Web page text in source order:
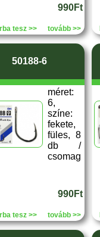
990Ft
tesz >> tovább >>
50188-6
méret:
6,
színe:
fekete,
füles, 8
db /
csomag
990Ft
tesz >> tovább >>